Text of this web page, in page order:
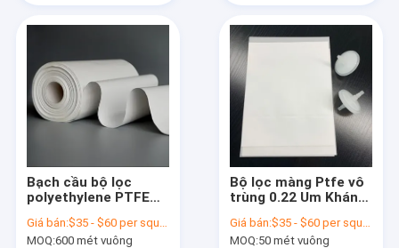
Bạch cầu bộ lọc
polyethylene PTFE
lọc y tế
Giá bán:$35 - $60 per square meter
MOQ:600 mét vuông
Bộ lọc màng Ptfe vô
trùng 0.22 Um Kháng
Giá bán:$35 - $60 per square meter
MOQ:50 mét vuông